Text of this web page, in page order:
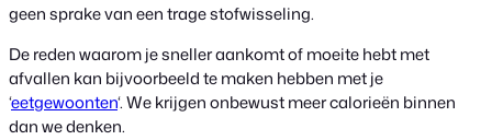
geen sprake van een trage stofwisseling.
De reden waarom je sneller aankomt of moeite hebt met
afvallen kan bijvoorbeeld te maken hebben met je
‘eetgewoonten‘. We krijgen onbewust meer calorieën binnen
dan we denken.